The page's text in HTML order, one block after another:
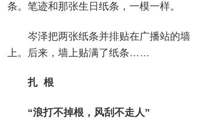
条。笔迹和那张生日纸条，一模一样。
岑泽把两张纸条并排贴在广播站的墙
上。后来，墙上贴满了纸条……
扎 根
“浪打不掉根，风刮不走人”